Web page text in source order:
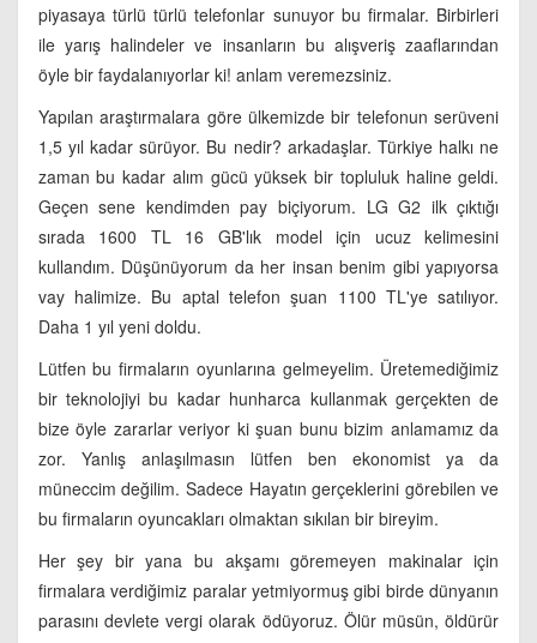
piyasaya türlü türlü telefonlar sunuyor bu firmalar. Birbirleri
ile yarış halindeler ve insanların bu alışveriş zaaflarından
öyle bir faydalanıyorlar ki! anlam veremezsiniz.
Yapılan araştırmalara göre ülkemizde bir telefonun serüveni
1,5 yıl kadar sürüyor. Bu nedir? arkadaşlar. Türkiye halkı ne
zaman bu kadar alım gücü yüksek bir topluluk haline geldi.
Geçen sene kendimden pay biçiyorum. LG G2 ilk çıktığı
sırada 1600 TL 16 GB'lık model için ucuz kelimesini
kullandım. Düşünüyorum da her insan benim gibi yapıyorsa
vay halimize. Bu aptal telefon şuan 1100 TL'ye satılıyor.
Daha 1 yıl yeni doldu.
Lütfen bu firmaların oyunlarına gelmeyelim. Üretemediğimiz
bir teknolojiyi bu kadar hunharca kullanmak gerçekten de
bize öyle zararlar veriyor ki şuan bunu bizim anlamamız da
zor. Yanlış anlaşılmasın lütfen ben ekonomist ya da
müneccim değilim. Sadece Hayatın gerçeklerini görebilen ve
bu firmaların oyuncakları olmaktan sıkılan bir bireyim.
Her şey bir yana bu akşamı göremeyen makinalar için
firmalara verdiğimiz paralar yetmiyormuş gibi birde dünyanın
parasını devlete vergi olarak ödüyoruz. Ölür müsün, öldürür